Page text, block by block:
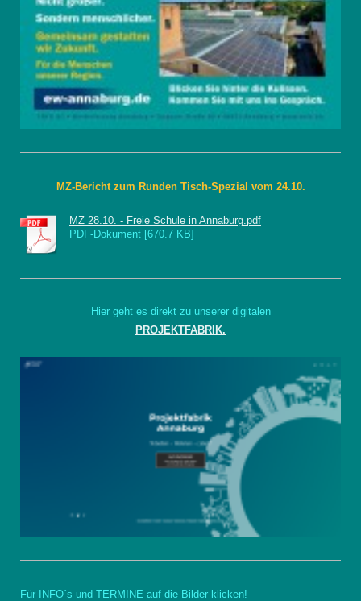
MZ-Bericht zum Runden Tisch-Spezial vom 24.10.
MZ 28.10. - Freie Schule in Annaburg.pdf
PDF-Dokument [670.7 KB]
Hier geht es direkt zu unserer digitalen
PROJEKTFABRIK.
Für INFO´s und TERMINE auf die Bilder klicken!